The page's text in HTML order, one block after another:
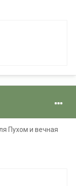
Пухом и вечная